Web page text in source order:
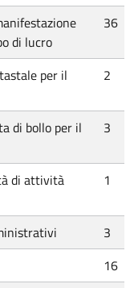
di lucro
36
per il
2
di bollo per il
3
di attività
1
3
16